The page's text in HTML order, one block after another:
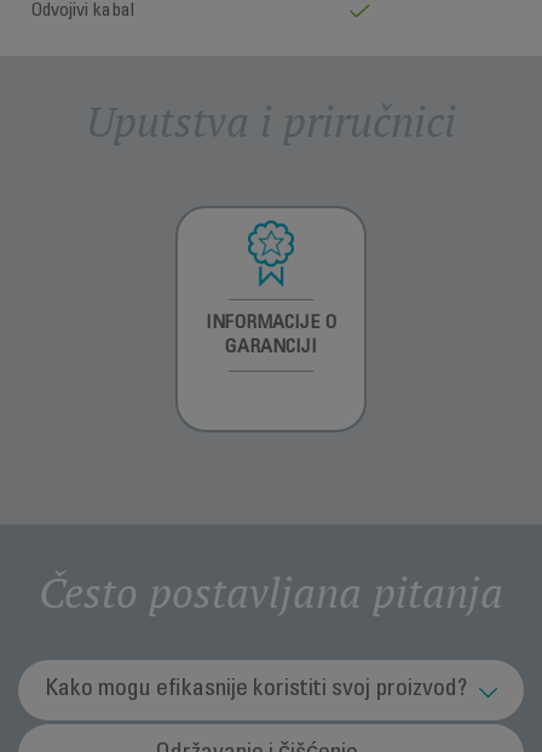
Odvojivi kabal
Uputstva i priručnici
INFORMACIJE O
GARANCIJI
Često postavljana pitanja
Kako mogu efikasnije koristiti svoj proizvod?